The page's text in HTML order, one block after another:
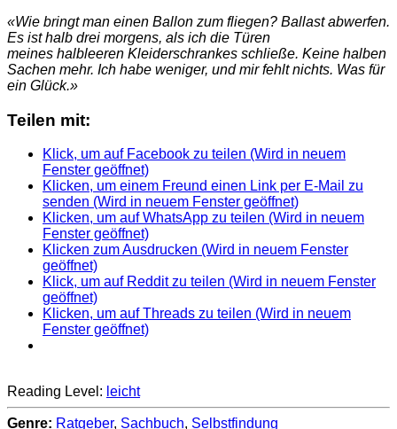
«Wie bringt man einen Ballon zum fliegen? Ballast abwerfen.
Es ist halb drei morgens, als ich die Türen
meines halbleeren Kleiderschrankes schließe. Keine halben
Sachen mehr. Ich habe weniger, und mir fehlt nichts. Was für
ein Glück.»
Teilen mit:
Klick, um auf Facebook zu teilen (Wird in neuem
Fenster geöffnet)
Klicken, um einem Freund einen Link per E-Mail zu
senden (Wird in neuem Fenster geöffnet)
Klicken, um auf WhatsApp zu teilen (Wird in neuem
Fenster geöffnet)
Klicken zum Ausdrucken (Wird in neuem Fenster
geöffnet)
Klick, um auf Reddit zu teilen (Wird in neuem Fenster
geöffnet)
Klicken, um auf Threads zu teilen (Wird in neuem
Fenster geöffnet)
Reading Level: leicht
Genre: Ratgeber, Sachbuch, Selbstfindung